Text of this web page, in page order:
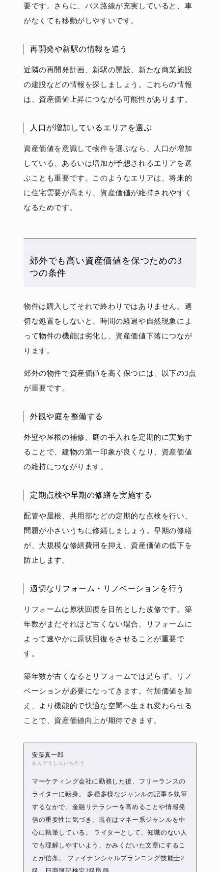
要です。さらに、バス路線が充実していると、車
がなくても移動がしやすいです。
再開発や新駅の情報を追う
近隣の再開発計画、新駅の開設、新たな商業施設
の建設などの情報を探しましょう。これらの情報
は、資産価値上昇につながる可能性があります。
人口が増加しているエリアを選ぶ
資産価値を意識して物件を選ぶなら、人口が増加
している、あるいは増加が予想されるエリアを選
ぶことも重要です。このようなエリアは、将来的
に住宅需要が高まり、資産価値が維持されやすく
なるためです。
郊外でも高い資産価値を保つための3
つの条件
物件は購入してそれで終わりではありません。適
切な処置をしないと、時間の経過や自然現象によ
って物件の機能は劣化し、資産価値下落につなが
ります。
郊外の物件で資産価値を高く保つには、以下の3点
が重要です。
外観や庭を整備する
外壁や屋根の補修、庭の手入れを定期的に実施す
ることで、建物の第一印象が良くなり、資産価値
の維持につながります。
定期点検や早期の修繕を実施する
配管や屋根、共用部などの定期的な点検を行い、
問題が小さいうちに修繕しましょう。早期の修繕
が、大規模な修繕費用を抑え、資産価値の低下を
防止します。
適切なリフォーム・リノベーションを行う
リフォームは原状回復を目的とした改修です。築
年数がまだそれほど古くない場合、リフォームに
よって速やかに原状回復をさせることが重要で
す。
築年数が古くなるとリフォームでは足らず、リノ
ベーションが必要になってきます。付加価値を加
え、より機能的で快適な空間へ生まれ変わらせる
ことで、資産価値向上が期待できます。
安藤真一郎
あんどうしんいちろう
マーケティング会社に勤務した後、フリーランスの
ライターに転身。 多種多様なジャンルの記事を執筆
するなかで、金融リテラシーを高めることや情報発
信の重要性に気づき、現在はマネー系ジャンルを中
心に執筆している。 ライターとして、知識のない人
でも理解しやすいよう、かみくだいた文章にするこ
とが信条。 ファイナンシャルプランニング技能士2